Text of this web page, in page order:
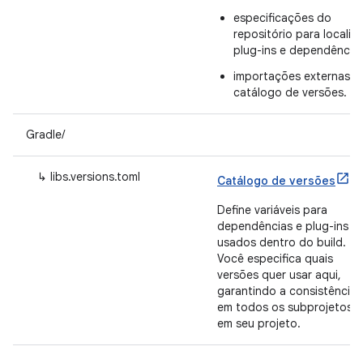
especificações do
repositório para
plug-ins e
importações externas
catálogo de versões.
Gradle/
↳ libs.versions.toml
Catálogo de versões
Define variáveis para
dependências e plug-ins
usados dentro do build.
Você especifica quais
versões quer usar aqui,
garantindo a consistência
em todos os subprojetos
em seu projeto.